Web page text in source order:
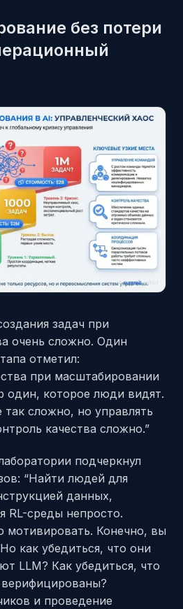
без потери
задач при
очень сложно. Один
отметил:
при масштабировании
один, которое люди видят.
сложно, но управлять
качества сложно.”
подчеркнул
“Найти людей для
данных,
RL-среды непросто.
мотивировать. Конечно, вы
как убедиться, что они
LLM? Как убедиться, что
и проведение